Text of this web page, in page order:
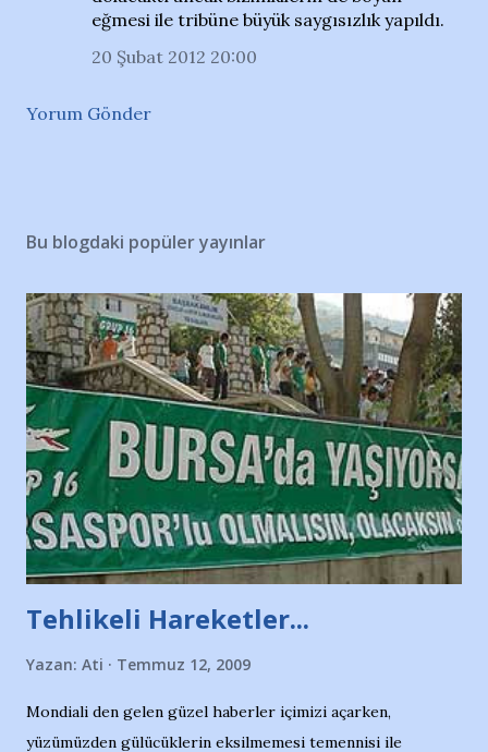
eğmesi ile tribüne büyük saygısızlık yapıldı.
20 Şubat 2012 20:00
Yorum Gönder
Bu blogdaki popüler yayınlar
Tehlikeli Hareketler...
Yazan: Ati Temmuz 12, 2009
Mondiali den gelen güzel haberler içimizi açarken,
yüzümüzden gülücüklerin eksilmemesi temennisi ile